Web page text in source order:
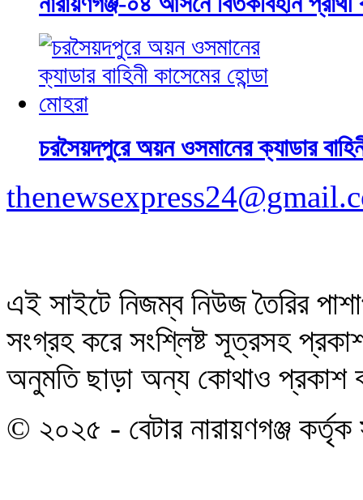
চরসৈয়দপুরে অয়ন ওসমানের ক্যাডার
এই সাইটে নিজম্ব নিউজ তৈরির
সংগ্রহ করে সংশ্লিষ্ট সূত্রসহ
অনুমতি ছাড়া অন্য কোথাও প্রকাশ
© ২০২৫ - বেটার নারায়ণগঞ্জ কর্তৃক